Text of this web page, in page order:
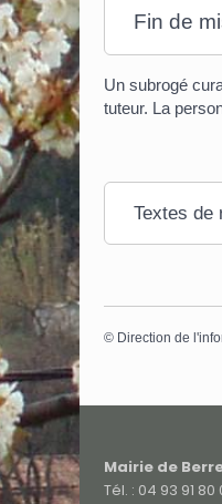
Fin de
Un subrogé
tuteur. La
Textes de
© Direction de
Mairie de
Tél. : 04 93 91 80